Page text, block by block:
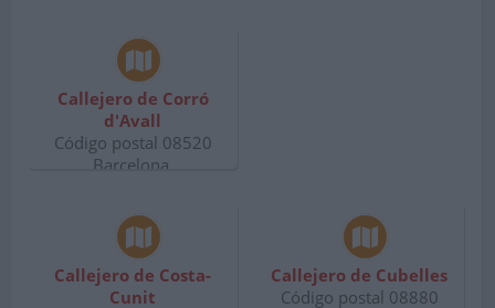
Callejero de Corró
d'Avall
Código postal 08520
Barcelona.
Callejero de Costa-
Cunit
Callejero de Cubelles
Código postal 08880